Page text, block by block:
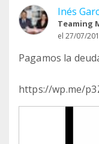
Inés
Teaming
el 27/07/
Pagamos la
https://wp.me/